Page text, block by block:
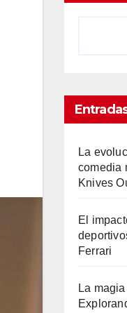
La
comedia
Knives
El
Ferrari
La